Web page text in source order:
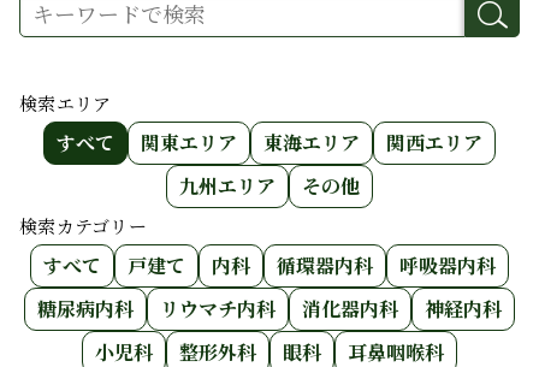
検索エリア
すべて 関東エリア 東海エリア
関西エリア
九州エリア
その他
検索カテゴリー
すべて 戸建て 内科 循環器内科
呼吸器内科
糖尿病内科
リウマチ内科 消化器内科
神経内科
小児科
整形外科 眼科
耳鼻咽喉科